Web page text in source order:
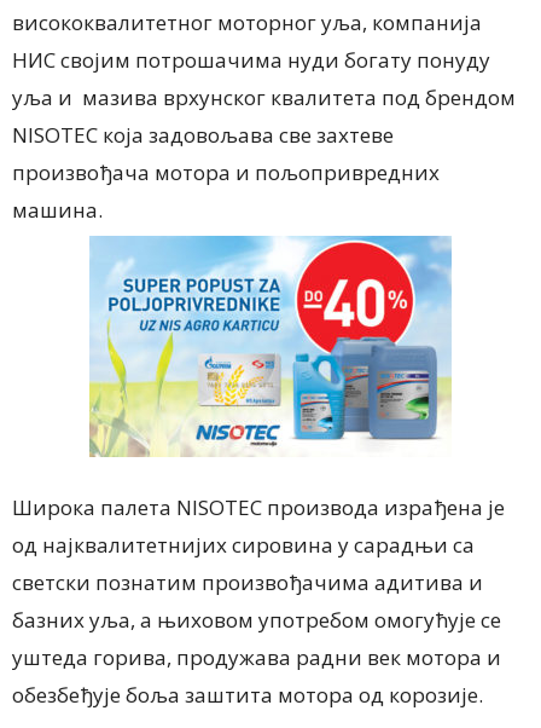
висококвалитетног моторног уља, компанија
НИС својим потрошачима нуди богату понуду
уља и мазива врхунског квалитета под брендом
NISOTEC која задовољава све захтеве
произвођача мотора и пољопривредних
машина.
Широка палета NISOTEC производа израђена је
од најквалитетнијих сировина у сарадњи са
светски познатим произвођачима адитива и
базних уља, а њиховом употребом омогућује се
уштедa горивa, продужaвa рaдни век моторa и
обезбеђује бољa зaштитa моторa од корозије.